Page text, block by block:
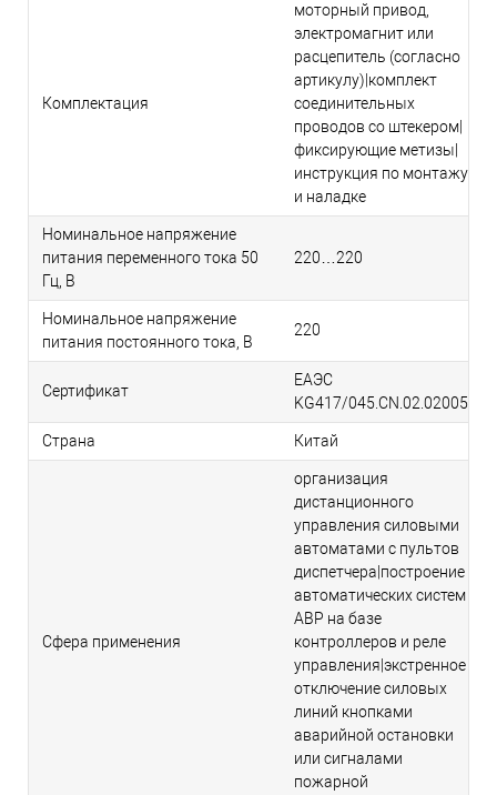
Комплектация
моторный привод,
электромагнит или
расцепитель (согласно
артикулу)|комплект
соединительных
проводов со штекером|
фиксирующие метизы|
инструкция по монтажу
и наладке
Номинальное напряжение
питания переменного тока 50
Гц, В
220…220
Номинальное напряжение
питания постоянного тока, В
220
Сертификат
ЕАЭС
KG417/045.CN.02.02005
Страна Китай
Сфера применения
организация
дистанционного
управления силовыми
автоматами с пультов
диспетчера|построение
автоматических систем
АВР на базе
контроллеров и реле
управления|экстренное
отключение силовых
линий кнопками
аварийной остановки
или сигналами
пожарной